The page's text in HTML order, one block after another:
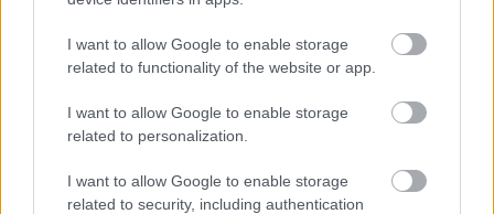
I want to allow Google to enable storage
related to functionality of the website or app.
I want to allow Google to enable storage
related to personalization.
I want to allow Google to enable storage
related to security, including authentication
Διαβάστε επίσης